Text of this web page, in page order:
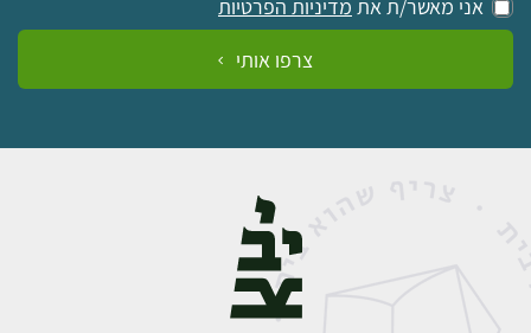
אני מאשר/ת את מדיניות הפרטיות
צרפו אותי